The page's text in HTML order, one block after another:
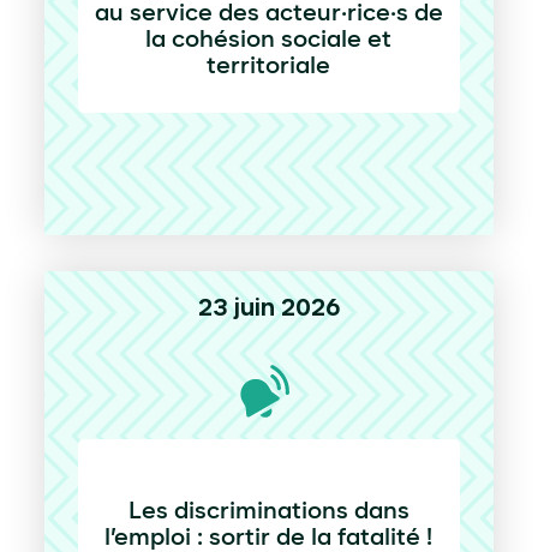
au service des acteur·rice·s de
la cohésion sociale et
territoriale
23 juin 2026
Les discriminations dans
l’emploi : sortir de la fatalité !